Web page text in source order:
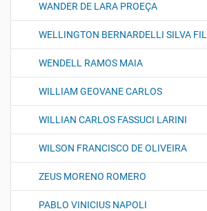
WANDER DE LARA PROEÇA
WELLINGTON BERNARDELLI SILVA
WENDELL RAMOS MAIA
WILLIAM GEOVANE CARLOS
WILLIAN CARLOS FASSUCI LARINI
WILSON FRANCISCO DE OLIVEIRA
ZEUS MORENO ROMERO
PABLO VINICIUS NAPOLI